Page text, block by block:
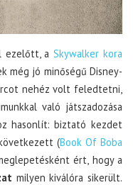
ezelőtt, a Skywalker kora
még jó minőségű Disney-
nehéz volt feledtetni,
való játszadozása
hasonlít: biztató kezdet
(Book Of Boba
ért, hogy a
milyen kiválóra sikerült.